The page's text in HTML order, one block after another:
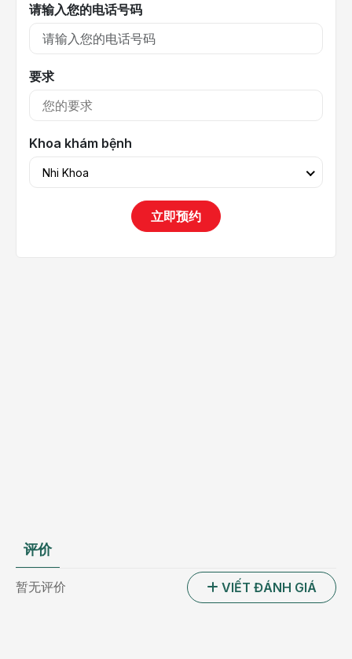
请输入您的电话号码
要求
Khoa khám bệnh
Nhi Khoa
立即预约
评价
暂无评价 VIẾT ĐÁNH GIÁ